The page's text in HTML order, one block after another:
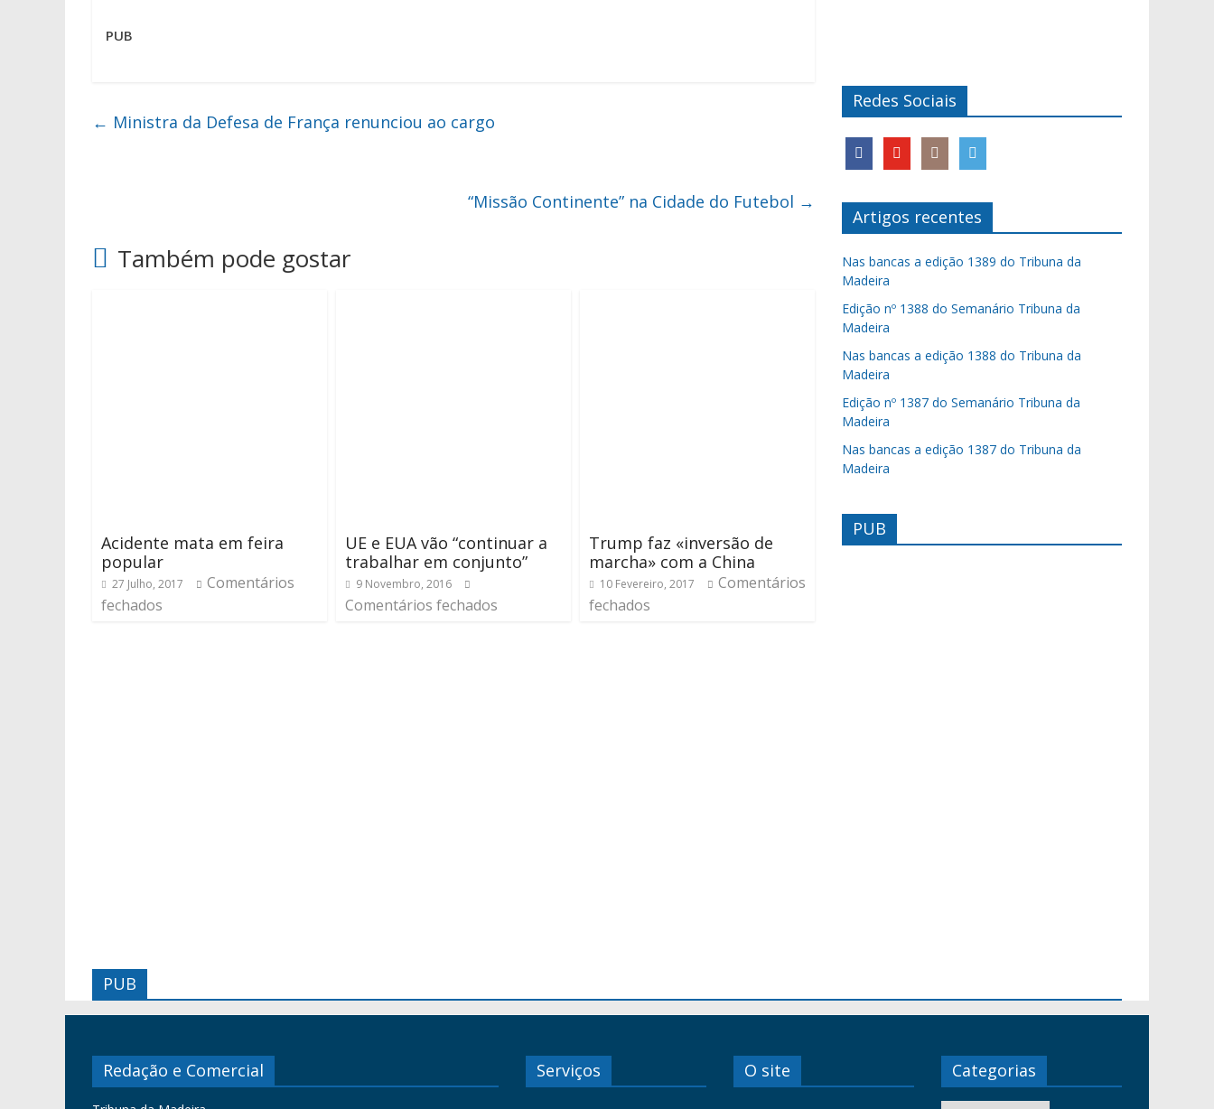
PUB
← Ministra da Defesa de França renunciou ao cargo
“Missão Continente” na Cidade do Futebol →
Também pode gostar
Acidente mata em feira
popular
27 Julho, 2017
Comentários
fechados
UE e EUA vão “continuar a
trabalhar em conjunto”
9 Novembro, 2016
Comentários fechados
Trump faz «inversão de
marcha» com a China
10 Fevereiro, 2017
Comentários
fechados
Redes Sociais
Artigos recentes
Nas bancas a edição 1389 do Tribuna da
Madeira
Edição nº 1388 do Semanário Tribuna da
Madeira
Nas bancas a edição 1388 do Tribuna da
Madeira
Edição nº 1387 do Semanário Tribuna da
Madeira
Nas bancas a edição 1387 do Tribuna da
Madeira
PUB
PUB
Redação e Comercial Serviços O site Categorias